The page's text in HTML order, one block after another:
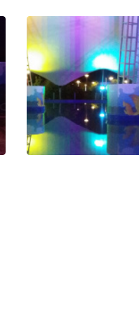
Подсветка
песчаных
Интеллектуальное
подсветкой, со
световую картину
объектов ,
нюансы